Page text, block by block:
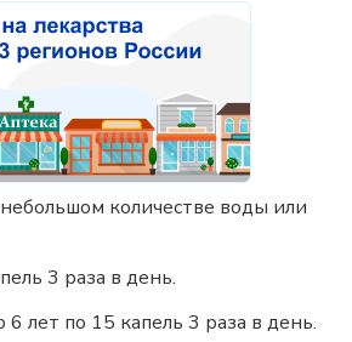
количестве воды или
3 раза в день.
лет по 15 капель 3 раза в день.